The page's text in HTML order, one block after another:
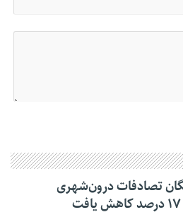
تصادفات درون‌شهری